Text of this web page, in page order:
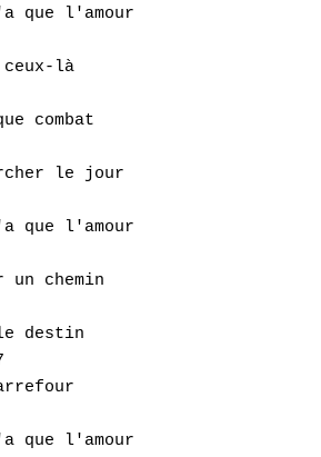
que l'amour
là
combat
le jour
que l'amour
un chemin
destin
que l'amour
N
O
S